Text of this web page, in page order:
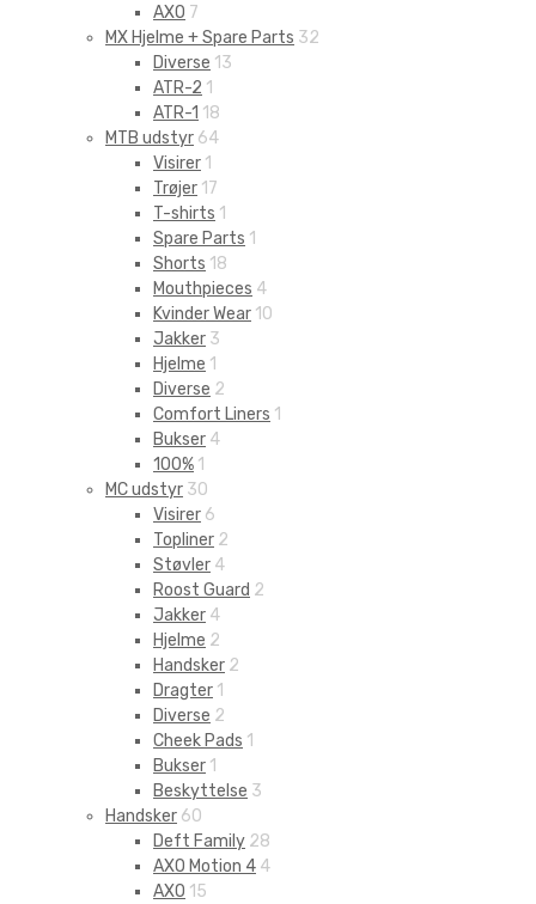
AXO 7
MX Hjelme + Spare Parts 32
Diverse 13
ATR-2 1
ATR-1 18
MTB udstyr 64
Visirer 1
Trøjer 17
T-shirts 1
Spare Parts 1
Shorts 18
Mouthpieces 4
Kvinder Wear 10
Jakker 3
Hjelme 1
Diverse 2
Comfort Liners 1
Bukser 4
100% 1
MC udstyr 30
Visirer 6
Topliner 2
Støvler 4
Roost Guard 2
Jakker 4
Hjelme 2
Handsker 2
Dragter 1
Diverse 2
Cheek Pads 1
Bukser 1
Beskyttelse 3
Handsker 60
Deft Family 28
AXO Motion 4 4
AXO 15